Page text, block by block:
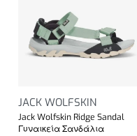
JACK WOLFSKIN
Jack Wolfskin Ridge Sandal
Γυναικεία Σανδάλια